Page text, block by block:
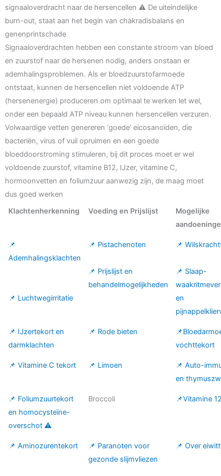
signaaloverdracht naar de hersencellen ⚠️ De uiteindelijke
burn-out, staat aan het begin van chakradisbalans en
genenprintschade
Signaaloverdrachten hebben een constante stroom van bloed
en zuurstof naar de hersenen nodig, anders onstaan er
ademhalingsproblemen. Als er bloedzuurstofarmoede
ontstaat, kunnen de hersencellen niet voldoende ATP
(hersenenergie) produceren om optimaal te werken let wel,
onder een bepaald ATP niveau kunnen hersencellen verzuren.
Volwaardige vetten genereren ‘goede’ eicosanoïden, die
bacteriën, virus of vuil opruimen en een goede
bloeddoorstroming stimuleren, bij dit proces moet er wel
voldoende zuurstof, vitamine B12, IJzer, vitamine C,
hormoonvetten en foliumzuur aanwezig zijn, de maag moet
dus goed werken
Klachtenherkenning
Voeding en Prijslijst
Mogelijke
📌
Ademhalingsklachten
📌 Luchtwegirritatie
📌 Pistachenoten
📌 Prijslijst en
behandelmogelijkheden
📌
📌 Slaap-
en
📌 IJzertekort en
darmklachten
📌 Rode bieten
vochttekort
📌 Vitamine C tekort 📌 Limoen
📌 Auto-
en
📌 Foliumzuurtekort
en homocysteïne-
overschot ⚠️
Broccoli 📌Vitamine
📌 Aminozurentekort
📌 Paranoten voor
gezonde slijmvliezen
📌 Over